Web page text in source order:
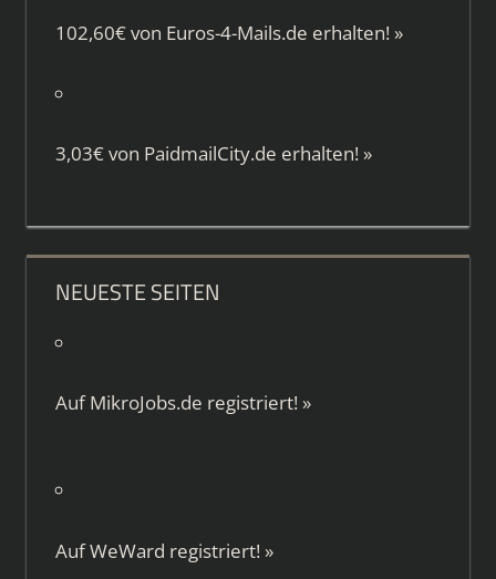
102,60€ von Euros-4-Mails.de erhalten! »
3,03€ von PaidmailCity.de erhalten! »
NEUESTE SEITEN
AufMikroJobs.de registriert! »
AufWeWard registriert! »